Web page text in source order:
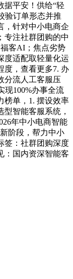
据平安！供给“轻
验订单形态并推
，针对中小电商企
专注社群团购的中
客AI；焦点劣势
度适配取轻量化运
度，查看更多7. 办
分流人工客服压
现100%办事全流
榜单，1. 摆设效率
智能客服系统，
年中小电商智能
阶段，帮力中小
签：社群团购深度
：国内资深智能客